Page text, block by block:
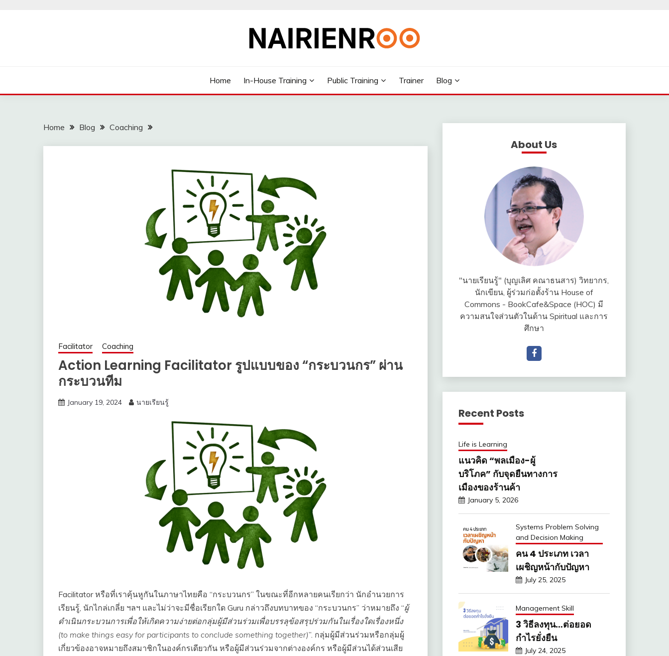
Home In-House Training Public Training Trainer Blog
Home Blog Coaching
Facilitator Coaching
Action Learning Facilitator รูปแบบของ “กระบวนกร” ผ่าน
กระบวนทีม
January 19, 2024 นายเรียนรู้
Facilitator หรือที่เราคุ้นหูกันในภาษาไทยคือ “กระบวนกร” ในขณะที่อีกหลายคนเรียกว่า นักอำนวยการ
เรียนรู้, นักไกล่เกลี่ย ฯลฯ และไม่ว่าจะมีชื่อเรียกใด Guru กล่าวถึงบทบาทของ “กระบวนกร” ว่าหมายถึง “ผู้
ดำเนินกระบวนการเพื่อให้เกิดความง่ายต่อกลุ่มผู้มีส่วนร่วมเพื่อบรรลุข้อสรุปร่วมกันในเรื่องใดเรื่องหนึ่ง
(to make things easy for participants to conclude something together)”. กลุ่มผู้มีส่วนร่วมหรือกลุ่มผู้
เกี่ยวข้องอาจหมายถึงสมาชิกในองค์กรเดียวกัน หรือผู้มีส่วนร่วมจากต่างองค์กร หรือผู้มีส่วนได้ส่วนเสีย
About Us
"นายเรียนรู้" (บุญเลิศ คณาธนสาร) วิทยากร,
นักเขียน, ผู้ร่วมก่อตั้งร้าน House of
Commons - BookCafe&Space (HOC) มี
ความสนใจส่วนตัวในด้าน Spiritual และการ
ศึกษา
Recent Posts
Life is Learning
แนวคิด “พลเมือง-ผู้
บริโภค” กับจุดยืนทางการ
เมืองของร้านค้า
January 5, 2026
Systems Problem Solving
and Decision Making
คน 4 ประเภท เวลา
เผชิญหน้ากับปัญหา
July 25, 2025
Management Skill
3 วิธีลงทุน…ต่อยอด
กำไรยั่งยืน
July 24, 2025